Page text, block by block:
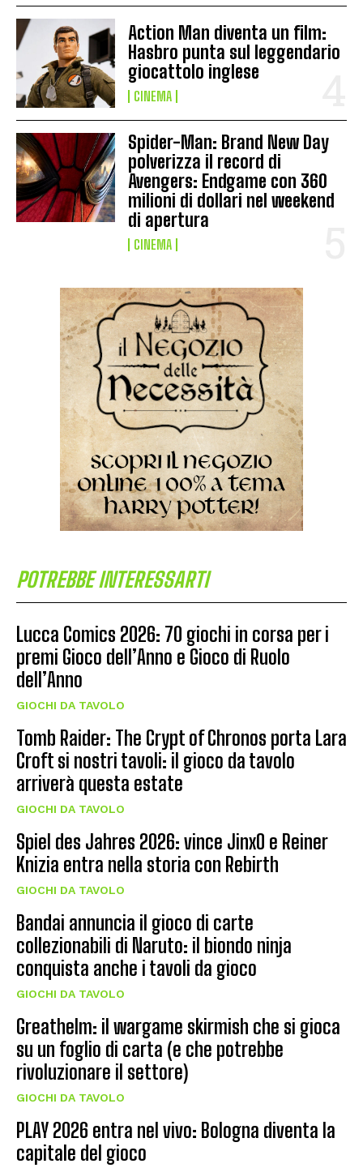
Action Man diventa un film:
Hasbro punta sul leggendario
giocattolo inglese
CINEMA
Spider-Man: Brand New Day
polverizza il record di
Avengers: Endgame con 360
milioni di dollari nel weekend
di apertura
CINEMA
POTREBBE INTERESSARTI
Lucca Comics 2026: 70 giochi in corsa per i
premi Gioco dell’Anno e Gioco di Ruolo
dell’Anno
GIOCHI DA TAVOLO
Tomb Raider: The Crypt of Chronos porta Lara
Croft si nostri tavoli: il gioco da tavolo
arriverà questa estate
GIOCHI DA TAVOLO
Spiel des Jahres 2026: vince JinxO e Reiner
Knizia entra nella storia con Rebirth
GIOCHI DA TAVOLO
Bandai annuncia il gioco di carte
collezionabili di Naruto: il biondo ninja
conquista anche i tavoli da gioco
GIOCHI DA TAVOLO
Greathelm: il wargame skirmish che si gioca
su un foglio di carta (e che potrebbe
rivoluzionare il settore)
GIOCHI DA TAVOLO
PLAY 2026 entra nel vivo: Bologna diventa la
capitale del gioco